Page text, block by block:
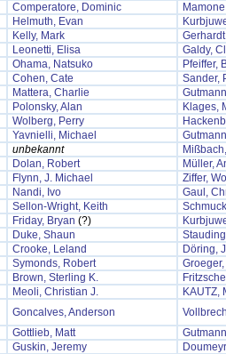
Comperatore, Dominic
Helmuth, Evan
Kelly, Mark
Leonetti, Elisa
Galdy,
Ohama, Natsuko
Pfeiffer,
Cohen, Cate
Sander,
Mattera, Charlie
Polonsky, Alan
Klages,
Wolberg, Perry
Yavnielli, Michael
unbekannt
Dolan, Robert
Müller,
Flynn, J. Michael
Ziffer,
Nandi, Ivo
Gaul,
Sellon-Wright, Keith
Friday, Bryan (?)
Duke, Shaun
Crooke, Leland
Döring,
Symonds, Robert
Brown, Sterling K.
Meoli, Christian J.
KAUTZ,
Goncalves, Anderson
Gottlieb, Matt
Guskin, Jeremy